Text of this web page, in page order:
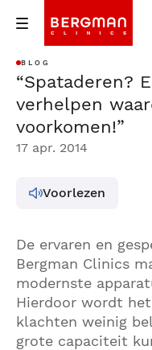
BLOG
“Spataderen?
verhelpen
voorkomen!”
17 apr. 2014
Voorlezen
De ervaren en
Bergman Clinics
modernste
Hierdoor wordt
klachten weinig
grote capaciteit